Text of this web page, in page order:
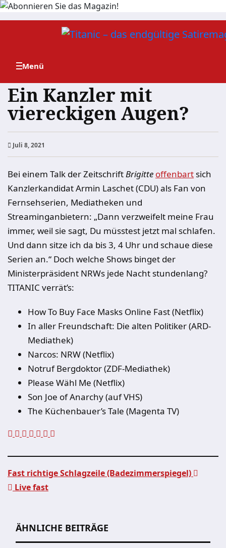
Zum
Ein Kanzler mit
viereckigen Augen?
Juli 8, 2021
Bei einem Talk der ZeitschriftBrigitte offenbart sich
Kanzlerkandidat Armin Laschet (CDU) als Fan von
Fernsehserien, Mediatheken und
Streaminganbietern: „Dann verzweifelt meine Frau
immer, weil sie sagt, Du müsstest jetzt mal schlafen.
Und dann sitze ich da bis 3, 4 Uhr und schaue diese
Serien an.“ Doch welche Shows binget der
Ministerpräsident NRWs jede Nacht stundenlang?
TITANIC verrät’s:
How To Buy Face Masks Online Fast (Netflix)
In aller Freundschaft: Die alten Politiker (ARD-
Mediathek)
Narcos: NRW (Netflix)
Notruf Bergdoktor (ZDF-Mediathek)
Please Wähl Me (Netflix)
Son Joe of Anarchy (auf VHS)
The Küchenbauer’s Tale (Magenta TV)
Fast richtige Schlagzeile (Badezimmerspiegel)
Live fast
ÄHNLICHE BEITRÄGE